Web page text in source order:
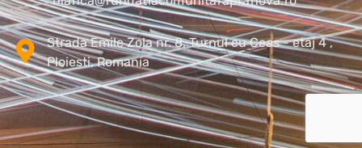
Strada Emile Zola nr. 8, Turnul cu Ceas - etaj 4 ,
Ploiesti, Romania